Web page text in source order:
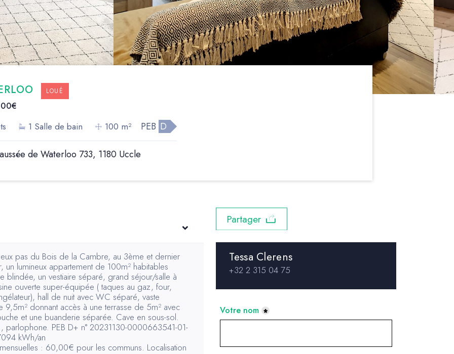
LOUÉ
de Waterloo 733, 1180 Uccle
1 Salle de bain 100 m² PEB D
pas du Bois de la Cambre, au 3ème et dernier
lumineux appartement de 100m² habitables
blindée, un vestiaire séparé, grand séjour/salle à
ouverte super-équipée ( taques au gaz, four,
hall de nuit avec WC séparé, vaste
donnant accès à une terrasse de 5m² avec
et une buanderie séparée. Cave en sous-sol.
PEB D+ n° 20231130-0000663541-01-
kWh/an
: 60,00€ pour les communs. Localisation
Share
Tessa Clerens
+32 2 315 04 75